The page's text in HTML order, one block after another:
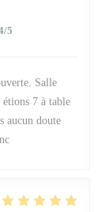
/5
Salle
7 à table
aucun doute